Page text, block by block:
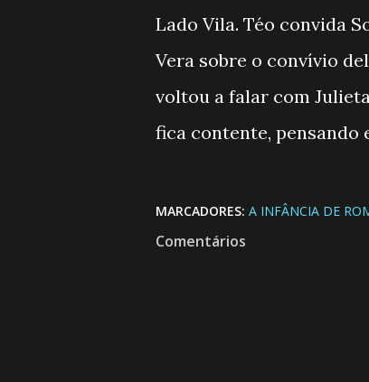
Lado Vila. Téo convida
Vera sobre o convívio
voltou a falar com
fica contente, pensando
MARCADORES: A INFÂNCIA DE
Comentários